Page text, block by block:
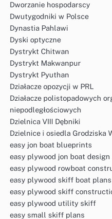
Dworzanie hospodarscy
Dwutygodniki w Polsce
Dynastia Pahlawi
Dyski optyczne
Dystrykt Chitwan
Dystrykt Makwanpur
Dystrykt Pyuthan
Działacze opozycji w PRL
Działacze polistopadowych
niepodległościowych
Dzielnica VIII Dębniki
Dzielnice i osiedla Grodziska
easy jon boat blueprints
easy plywood jon boat design
easy plywood rowboat
easy plywood skiff boat plans
easy plywood skiff
easy plywood utility skiff
easy small skiff plans